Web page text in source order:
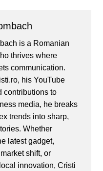
is a Romanian
thrives where
communication.
his YouTube
contributions to
media, he breaks
trends into sharp,
Whether
latest gadget,
shift, or
innovation, Cristi